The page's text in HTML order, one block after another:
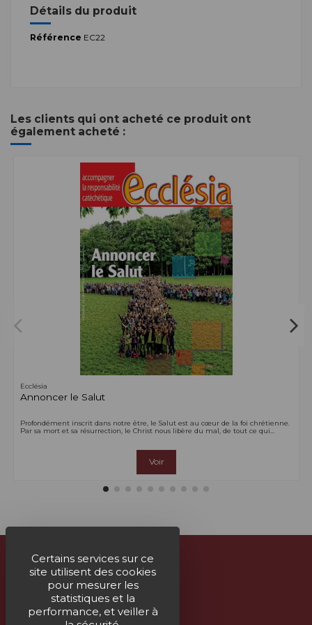
Certains services sur ce
site utilisent des cookies
pour mesurer les
statistiques et la
performance, et veiller à
Détails du produit
Référence EC22
Les clients qui ont acheté ce produit ont
également acheté :
Ecclésia
Annoncer le Salut
Profondément inscrit dans notre être, le Salut est au cœur de la foi chrétienne.
Par sa mort et sa résurrection, le Christ nous libère du mal, de tout ce qui...
Voir
À propos
Nous contacter